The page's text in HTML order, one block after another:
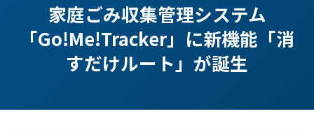
家庭ごみ収集管理システム
「Go!Me!Tracker」に新機能「消
すだけルート」が誕生